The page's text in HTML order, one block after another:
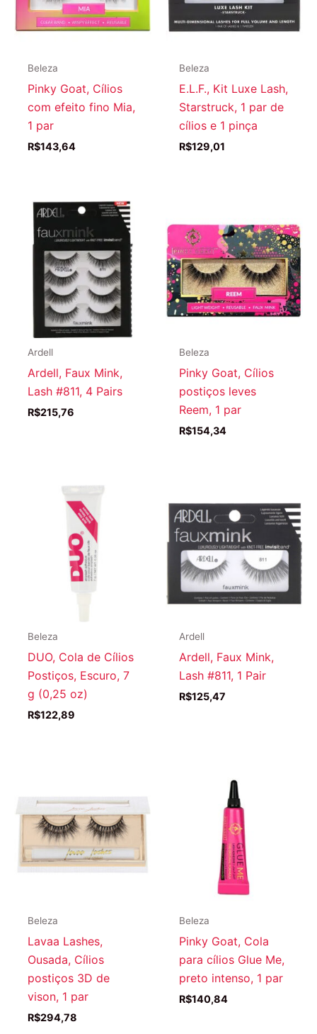
Beleza
Pinky Goat, Cílios
com efeito fino Mia,
1 par
R$143,64
Beleza
E.L.F., Kit Luxe Lash,
Starstruck, 1 par de
cílios e 1 pinça
R$129,01
Ardell
Ardell, Faux Mink,
Lash #811, 4 Pairs
R$215,76
Beleza
Pinky Goat, Cílios
postiços leves
Reem, 1 par
R$154,34
Beleza
DUO, Cola de Cílios
Postiços, Escuro, 7
g (0,25 oz)
R$122,89
Ardell
Ardell, Faux Mink,
Lash #811, 1 Pair
R$125,47
Beleza
Lavaa Lashes,
Ousada, Cílios
postiços 3D de
vison, 1 par
R$294,78
Beleza
Pinky Goat, Cola
para cílios Glue Me,
preto intenso, 1 par
R$140,84